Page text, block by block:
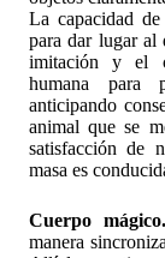
La capacidad
para dar lugar al
imitación y el
humana para
anticipando
animal que se
satisfacción de
masa es
Cuerpo mágico.
manera